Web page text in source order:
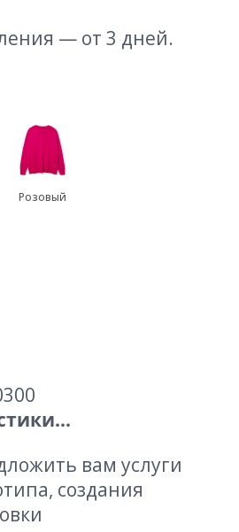
— от 3 дней.
Розовый
вам услуги
создания